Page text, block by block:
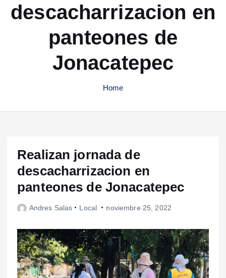
descacharrizacion en
panteones de
Jonacatepec
Home
Realizan jornada de
descacharrizacion en
panteones de Jonacatepec
Andres Salas Local noviembre 25, 2022